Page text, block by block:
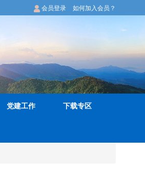
会员登录 如何加入会员？
党建工作 下载专区